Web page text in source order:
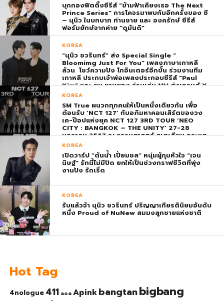
บุกกองฟิตติ้งซีรีส์ “ข้ามฟ้าเคียงเธอ The Next
Prince Series” การโคจรมาพบกับอีกครั้งของ ซี
– นุนิว ในบทบาท ท่านชาย และ องครักษ์ ซีรีส์
ฟอร์มยักษ์จากค่าย “ดูมันดิ”
KOREA
“นุนิว ชวรินทร์” ส่ง Special Single “
Bloomimg Just For You” เพลงภาษาเกาหลี
ล้วน โชว์ความปัง โกอินเตอร์อีกขั้น ร่วมงานทีม
เกาหลี ประกบเจ้าพ่อเพลงประกอบซีรีส์ “Paul
Kim” และ ยุน ชานยอง ร่วมเล่น MV ส่งเทรนด์ X
พุ่ง ติดอันดับ 1 โลก
KOREA
SM True ผนวกทุกคนให้เป็นหนึ่งเดียวกัน เพื่อ
ต้อนรับ ‘NCT 127’ กับอภิมหาคอนเสิร์ตของวง
เค-ป๊อปแห่งยุค NCT 127 3RD TOUR ‘NEO
CITY : BANGKOK – THE UNITY’ 27-28
มกราคม 2567 ณ ธรรมศาสตร์ สเตเดียม กระแส
ตอบรับยิ่งใหญ่สมการรอคอย บัตร SOLD OUT
ทุกที่นั่งทันทีที่เปิดจำหน่าย !
KOREA
เปิดวาร์ป “ต้นน้ำ เปี่ยมชล” หนุ่มผู้กุมหัวใจ “เจน
นิษฐ์” รักนี้ไม่มีปิด ยกให้เป็นช่วงกราฟชีวิตที่พุ่ง
งานปัง รักเริ่ด
KOREA
รับแล้วจ้า นุนิว ชวรินทร์ ปริญญาเกียรตินิยมอันดับ
หนึ่ง Proud of NuNew สมมงลูกชายแห่งชาติ
Hot Tag
4nologue 411 aoa Apinkbangtanbigbang